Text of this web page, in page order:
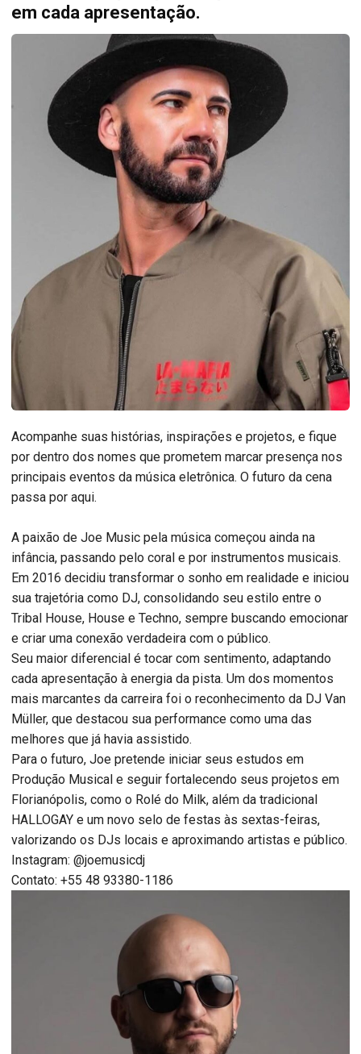
em cada apresentação.
Acompanhe suas histórias, inspirações e projetos, e fique
por dentro dos nomes que prometem marcar presença nos
principais eventos da música eletrônica. O futuro da cena
passa por aqui.
A paixão de Joe Music pela música começou ainda na
infância, passando pelo coral e por instrumentos musicais.
Em 2016 decidiu transformar o sonho em realidade e iniciou
sua trajetória como DJ, consolidando seu estilo entre o
Tribal House, House e Techno, sempre buscando emocionar
e criar uma conexão verdadeira com o público.
Seu maior diferencial é tocar com sentimento, adaptando
cada apresentação à energia da pista. Um dos momentos
mais marcantes da carreira foi o reconhecimento da DJ Van
Müller, que destacou sua performance como uma das
melhores que já havia assistido.
Para o futuro, Joe pretende iniciar seus estudos em
Produção Musical e seguir fortalecendo seus projetos em
Florianópolis, como o Rolé do Milk, além da tradicional
HALLOGAY e um novo selo de festas às sextas-feiras,
valorizando os DJs locais e aproximando artistas e público.
Instagram: @joemusicdj
Contato: +55 48 93380-1186